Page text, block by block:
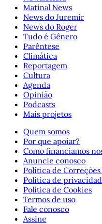
Matinal News
News do Juremir
News do Roger
Tudo é Gênero
Parêntese
Climática
Reportagem
Cultura
Agenda
Opinião
Podcasts
Mais projetos
Quem somos
Por que apoiar?
Como financiamos
Anuncie conosco
Política de
Política de
Política de Cookies
Termos de uso
Fale conosco
Assine